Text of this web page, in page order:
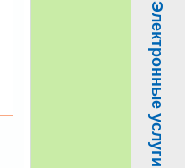
Электронные услуги